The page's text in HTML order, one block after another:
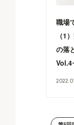
職場
（1
の落
Vol.4
2022.